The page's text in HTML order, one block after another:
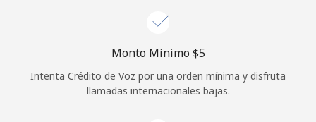
Continuar con
Monto Mínimo ⁦$5⁩
Intenta Crédito de Voz por una orden mínima y disfruta
llamadas internacionales bajas.